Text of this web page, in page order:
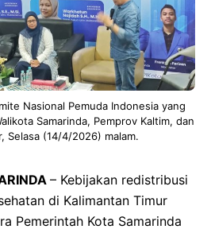
Nasional Pemuda Indonesia yang
Samarinda, Pemprov Kaltim, dan
Selasa (14/4/2026) malam.
– Kebijakan redistribusi
di Kalimantan Timur
Pemerintah Kota Samarinda